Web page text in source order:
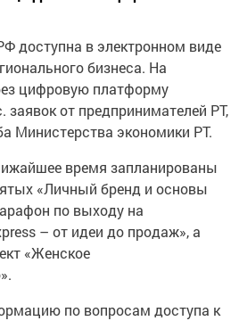
доступна в электронном виде
бизнеса. На
цифровую платформу
заявок от предпринимателей РТ,
Министерства экономики РТ.
время запланированы
«Личный бренд и основы
по выходу на
– от идеи до продаж», а
«Женское
по вопросам доступа к